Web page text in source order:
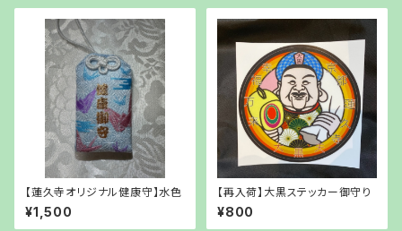
【蓮久寺オリジナル健康守】水色
¥1,500
【再入荷】大黒ステッカー御守り
¥800